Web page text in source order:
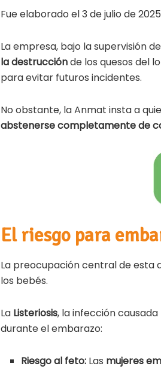
Fue elaborado el 3 de julio de 2025
La empresa, bajo la supervisión
la destrucciónde los quesos del
para evitar futuros incidentes.
No obstante, la Anmat insta a
abstenerse completamente de
El riesgo para
La preocupación central de esta
los bebés.
La Listeriosis, la infección
durante el embarazo:
Riesgo al feto: Las mujeres